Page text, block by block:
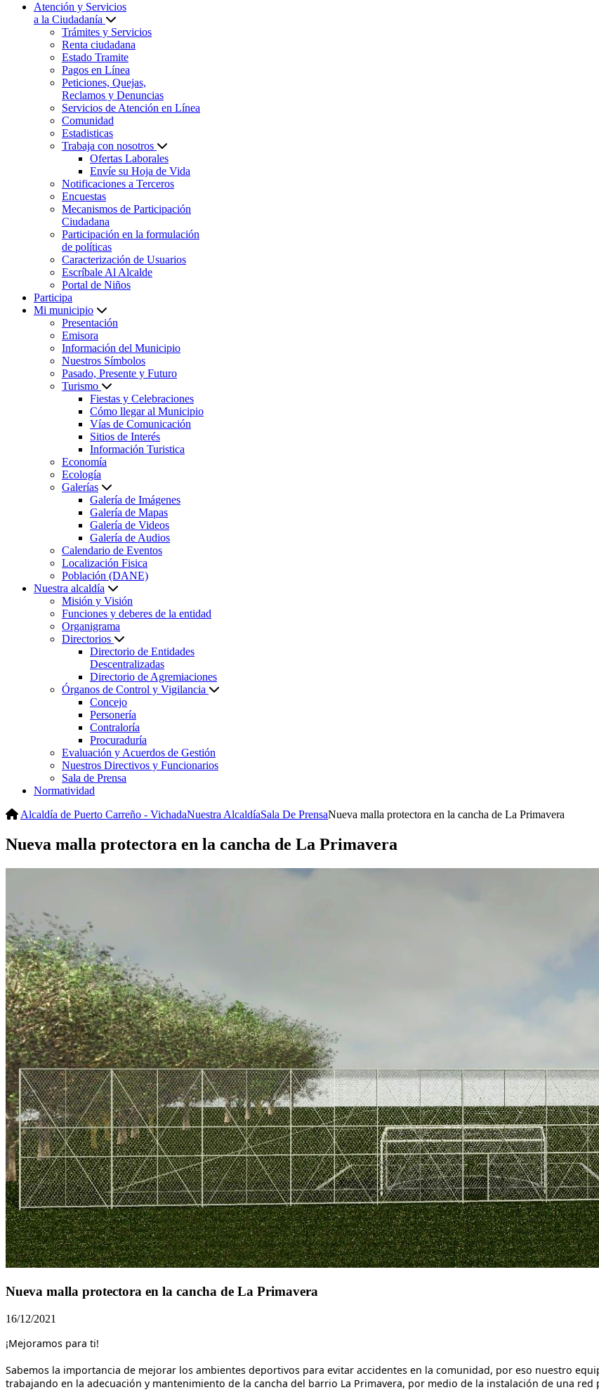
Atención y Servicios
a la Ciudadanía
Trámites y Servicios
Renta ciudadana
Estado Tramite
Pagos en Línea
Peticiones, Quejas,
Reclamos y Denuncias
Servicios de Atención en Línea
Comunidad
Estadisticas
Trabaja con nosotros
Ofertas Laborales
Envíe su Hoja de Vida
Notificaciones a Terceros
Encuestas
Mecanismos de Participación
Ciudadana
Participación en la formulación
de políticas
Caracterización de Usuarios
Escríbale Al Alcalde
Portal de Niños
Participa
Mi municipio
Presentación
Emisora
Información del Municipio
Nuestros Símbolos
Pasado, Presente y Futuro
Turismo
Fiestas y Celebraciones
Cómo llegar al Municipio
Vías de Comunicación
Sitios de Interés
Información Turistica
Economía
Ecología
Galerías
Galería de Imágenes
Galería de Mapas
Galería de Videos
Galería de Audios
Calendario de Eventos
Localización Fisica
Población (DANE)
Nuestra alcaldía
Misión y Visión
Funciones y deberes de la entidad
Organigrama
Directorios
Directorio de Entidades
Descentralizadas
Directorio de Agremiaciones
Órganos de Control y Vigilancia
Concejo
Personería
Contraloría
Procuraduría
Evaluación y Acuerdos de Gestión
Nuestros Directivos y Funcionarios
Sala de Prensa
Normatividad
Alcaldía de Puerto Carreño - VichadaNuestra AlcaldíaSala De PrensaNueva malla protectora en la cancha de La Primavera
Nueva malla protectora en la cancha de La Primavera
Nueva malla protectora en la cancha de La Primavera
16/12/2021
¡Mejoramos para ti!
Sabemos la importancia de mejorar los ambientes deportivos para evitar accidentes en la comunidad, por eso nuestro
trabajando en la adecuación y mantenimiento de la cancha del barrio La Primavera, por medio de la instalación de una